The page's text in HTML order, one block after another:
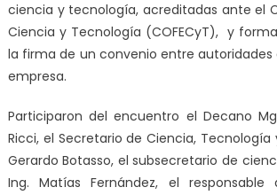
ciencia y tecnología, acreditadas ante el
Ciencia y Tecnología (COFECyT), y
la firma de un convenio entre autoridades
empresa.
Participaron del encuentro el Decano
Ricci, el Secretario de Ciencia, Tecnología
Gerardo Botasso, el subsecretario de
Ing. Matías Fernández, el